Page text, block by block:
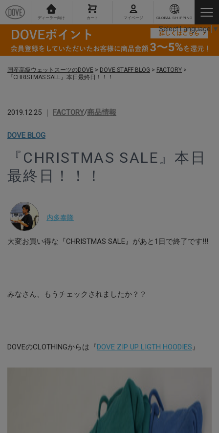
ディーラー向け カート マイページ GLOBAL SHIPPING
国産高級ウェットスーツのDOVE > DOVE STAFF BLOG > FACTORY >
『CHRISTMAS SALE』本日最終日！！！
2019.12.25 ｜ FACTORY/商品情報
DOVE BLOG
『CHRISTMAS SALE』本日
最終日！！！
内多泰隆
大変お買い得な『CHRISTMAS SALE』があと1日で終了です!!!
みなさん、もうチェックされましたか？？
DOVEのCLOTHINGからは『DOVE ZIP UP LIGTH HOODIES』
Select Language ▼